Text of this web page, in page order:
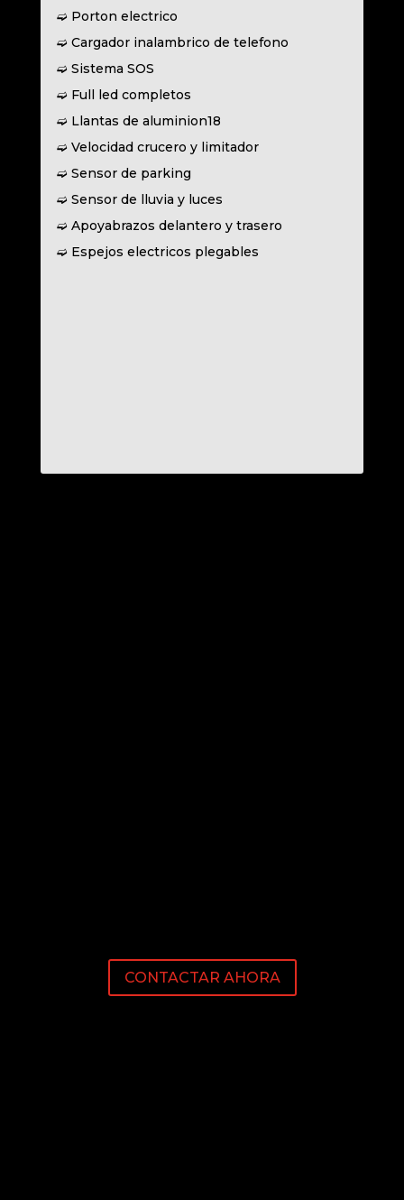
➫ Porton electrico
➫ Cargador inalambrico de telefono
➫ Sistema SOS
➫ Full led completos
➫ Llantas de aluminion18
➫ Velocidad crucero y limitador
➫ Sensor de parking
➫ Sensor de lluvia y luces
➫ Apoyabrazos delantero y trasero
➫ Espejos electricos plegables
CONTACTAR AHORA